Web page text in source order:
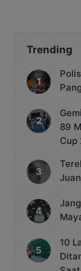
Trending
89
Cup
10